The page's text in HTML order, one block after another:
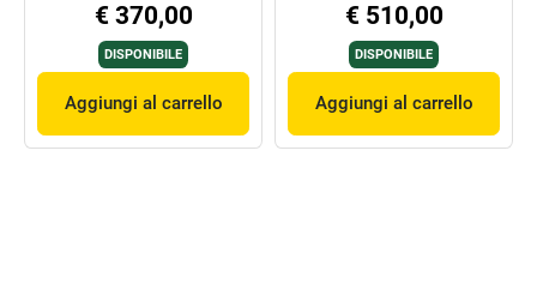
€ 370,00
DISPONIBILE
Aggiungi al carrello
€ 510,00
DISPONIBILE
Aggiungi al carrello